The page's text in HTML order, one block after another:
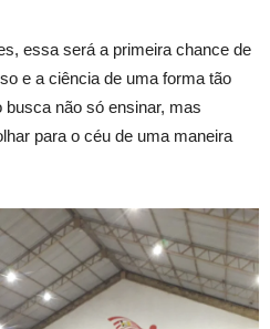
essa será a primeira chance de
e a ciência de uma forma tão
não só ensinar, mas
para o céu de uma maneira